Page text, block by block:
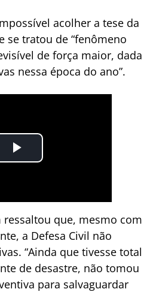
acolher a tese da
se tratou de “fenômeno
de força maior, dada
nessa época do ano”.
que, mesmo com
a Defesa Civil não
“Ainda que tivesse total
de desastre, não tomou
para salvaguardar